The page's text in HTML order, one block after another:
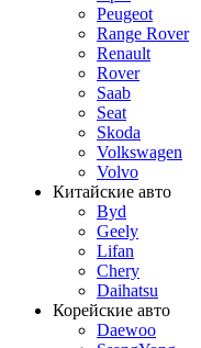
Peugeot
Range Rover
Renault
Rover
Saab
Seat
Skoda
Volkswagen
Volvo
Китайские авто
Byd
Geely
Lifan
Chery
Daihatsu
Корейские авто
Daewoo